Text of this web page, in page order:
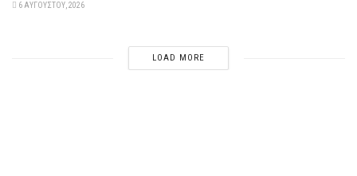
6 ΑΥΓΟΎΣΤΟΥ, 2026
LOAD MORE